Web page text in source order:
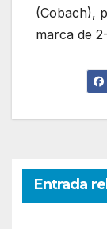
(Cobach),
marca de
Entrada